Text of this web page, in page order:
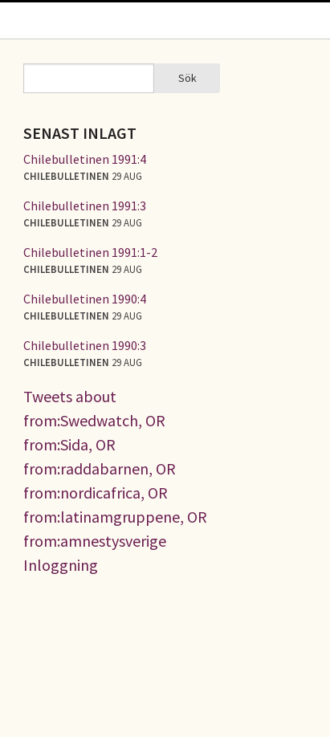
SÖKFORMULÄR Sök
SENAST INLAGT
Chilebulletinen 1991:4
CHILEBULLETINEN 29 AUG
Chilebulletinen 1991:3
CHILEBULLETINEN 29 AUG
Chilebulletinen 1991:1-2
CHILEBULLETINEN 29 AUG
Chilebulletinen 1990:4
CHILEBULLETINEN 29 AUG
Chilebulletinen 1990:3
CHILEBULLETINEN 29 AUG
Tweets about
from:Swedwatch, OR
from:Sida, OR
from:raddabarnen, OR
from:nordicafrica, OR
from:latinamgruppene, OR
from:amnestysverige
Inloggning